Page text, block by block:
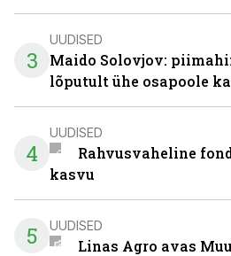
3
UUDISED
Maido Solovjov:
lõputult ühe osapoole
4
UUDISED
Rahvusvaheline
kasvu
5 UUDISED
Linas Agro avas